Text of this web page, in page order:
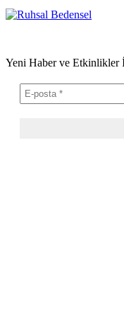
Yeni Haber ve Etkinlikler